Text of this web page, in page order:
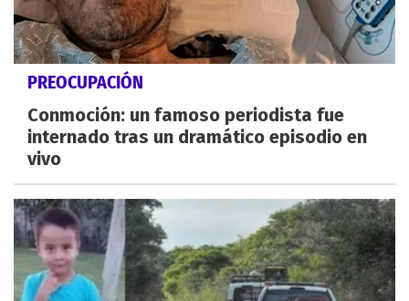
PREOCUPACIÓN
Conmoción: un famoso periodista fue
internado tras un dramático episodio en
vivo